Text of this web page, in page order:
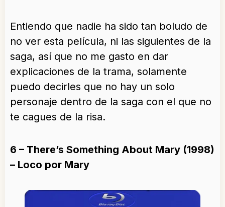
Entiendo que nadie ha sido tan boludo de
no ver esta película, ni las siguientes de la
saga, así que no me gasto en dar
explicaciones de la trama, solamente
puedo decirles que no hay un solo
personaje dentro de la saga con el que no
te cagues de la risa.
6 – There’s Something About Mary (1998)
– Loco por Mary